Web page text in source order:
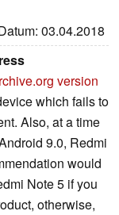
03.04.2018
version
which fails to
Also, at a time
9.0, Redmi
would
Note 5 if you
otherwise,